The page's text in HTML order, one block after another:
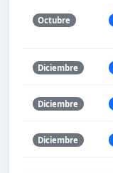
Octubre
Diciembre
Diciembre
Diciembre